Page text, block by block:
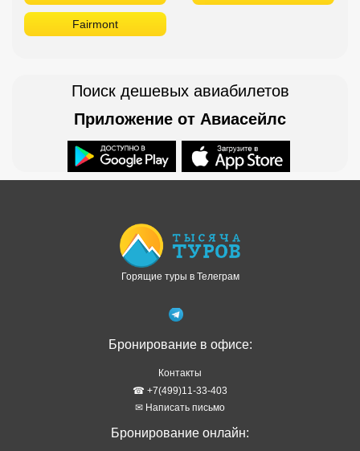
Fairmont
Поиск дешевых авиабилетов
Приложение от Авиасейлс
Горящие туры в Телеграм
Бронирование в офисе:
Контакты
☎ +7(499)11-33-403
✉ Написать письмо
Бронирование онлайн: